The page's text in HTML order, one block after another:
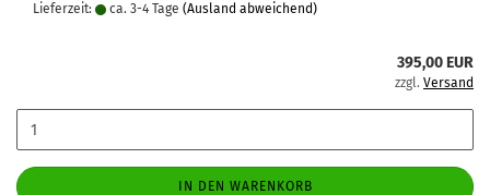
Lieferzeit: ca. 3-4 Tage (Ausland abweichend)
395,00 EUR
zzgl. Versand
IN DEN WARENKORB